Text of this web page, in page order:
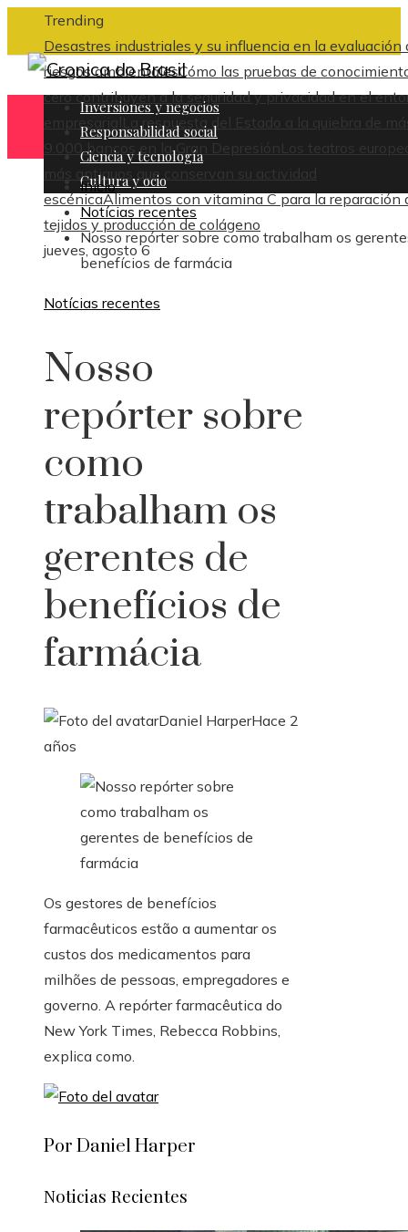
Trending
Desastres industriales y su influencia en la evaluación
riesgos ambientalesCómo las pruebas de
cero contribuyen a la seguridad y privacidad en el
empresarial
La respuesta del Estado a la quiebra de
9.000 bancos en la Gran Depresión
Los teatros
más antiguos que conservan su actividad
escénicaAlimentos con vitamina C para la reparación
tejidos y producción de colágeno
jueves, agosto 6
Inversiones y negocios
Responsabilidad social
Ciencia y tecnología
Cultura y ocio
Inicio
Notícias recentes
Nosso repórter sobre como trabalham os
benefícios de farmácia
Notícias recentes
Nosso
repórter sobre
como
trabalham os
gerentes de
benefícios de
farmácia
Daniel HarperHace 2
años
Os gestores de benefícios
farmacêuticos estão a aumentar os
custos dos medicamentos para
milhões de pessoas, empregadores e
governo. A repórter farmacêutica do
New York Times, Rebecca Robbins,
explica como.
Por Daniel Harper
Noticias Recientes